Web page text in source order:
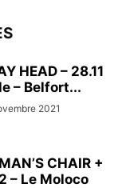
HEAD – 28.11
– Belfort...
2021
CHAIR +
– Le Moloco